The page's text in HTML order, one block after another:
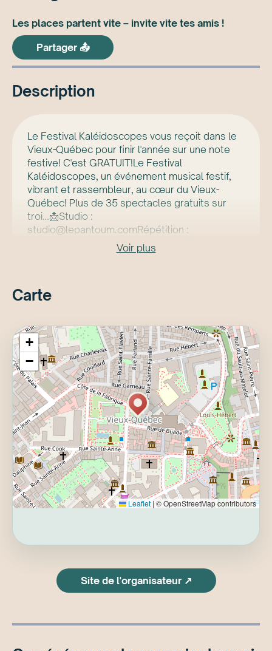
Les places partent vite – invite vite tes amis !
Partager 📤
Description
Le Festival Kaléidoscopes vous reçoit dans le
Vieux-Québec pour finir l'année sur une note
festive! C'est GRATUIT!Le Festival
Kaléidoscopes, un événement musical festif,
vibrant et rassembleur, au cœur du Vieux-
Québec! Plus de 35 spectacles gratuits sur
troi…📩Studio :
studio@lepantoum.comRépétition :
reservation@lepantoum.com…KIZABA -
AFROFUTURISME NOVATEUR ET MODERNE /
https://open.spotify.com/artist/
Voir plus
Carte
+
−
Leaflet | © OpenStreetMap contributors
Site de l'organisateur ↗